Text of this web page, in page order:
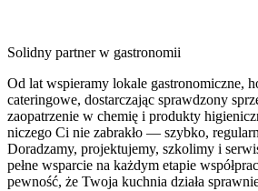
Solidny partner w gastronomii
Od lat wspieramy lokale gastronomiczne,
cateringowe, dostarczając sprawdzony
zaopatrzenie w chemię i produkty
niczego Ci nie zabrakło — szybko,
Doradzamy, projektujemy, szkolimy i
pełne wsparcie na każdym etapie
pewność, że Twoja kuchnia działa